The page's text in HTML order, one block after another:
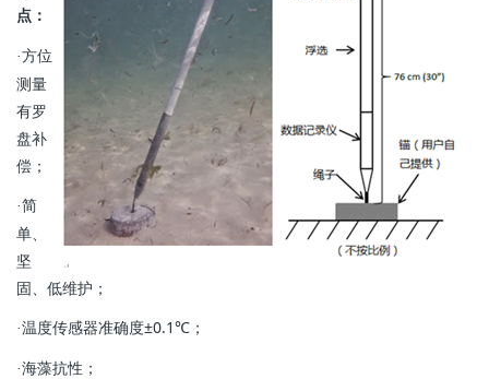
点：
·方位
测量
有罗
盘补
偿；
·简
单、
坚
固、低维护；
·温度传感器准确度±0.1℃；
·海藻抗性；